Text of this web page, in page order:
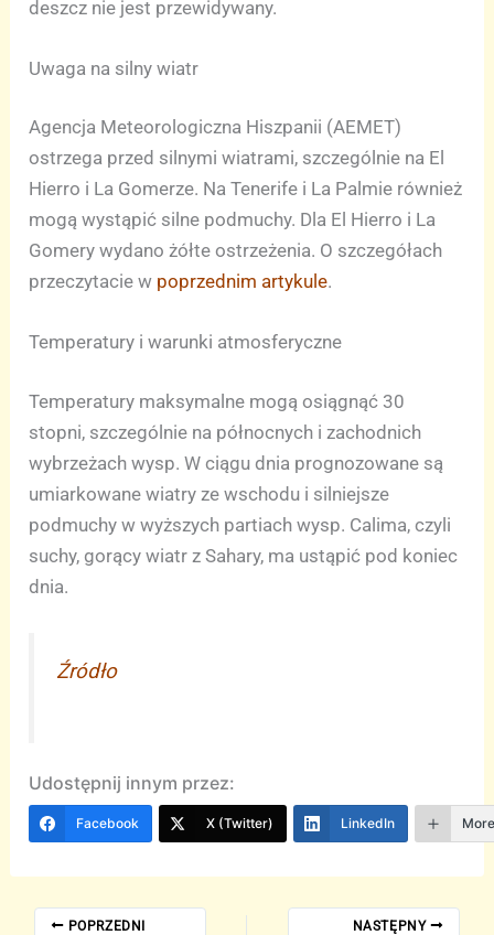
deszcz nie jest przewidywany.
Uwaga na silny wiatr
Agencja Meteorologiczna Hiszpanii (AEMET)
ostrzega przed silnymi wiatrami, szczególnie na El
Hierro i La Gomerze. Na Tenerife i La Palmie również
mogą wystąpić silne podmuchy. Dla El Hierro i La
Gomery wydano żółte ostrzeżenia. O szczegółach
przeczytacie w poprzednim artykule.
Temperatury i warunki atmosferyczne
Temperatury maksymalne mogą osiągnąć 30
stopni, szczególnie na północnych i zachodnich
wybrzeżach wysp. W ciągu dnia prognozowane są
umiarkowane wiatry ze wschodu i silniejsze
podmuchy w wyższych partiach wysp. Calima, czyli
suchy, gorący wiatr z Sahary, ma ustąpić pod koniec
dnia.
Źródło
Udostępnij innym przez:
Facebook X (Twitter) LinkedIn
POPRZEDNI NASTĘPNY